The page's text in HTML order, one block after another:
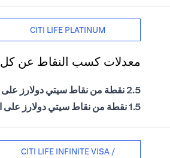
CITI LIFE PLATINUM
معدلات كسب النقاط عن كل 1 درهم إماراتي يتم إنفاقه
2.5 نقطة من نقاط سيتي دولارز على المشتريات الدولية
1.5 نقطة من نقاط سيتي دولارز على المشتريات المحلية
CITI LIFE INFINITE VISA /